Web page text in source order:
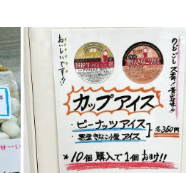
大好評の「豆屋」のカップアイ
ス。ダイエット中の方もカロリ
ー低めで罪悪感ゼロ。甘さ控え
め素材の味バッチ...